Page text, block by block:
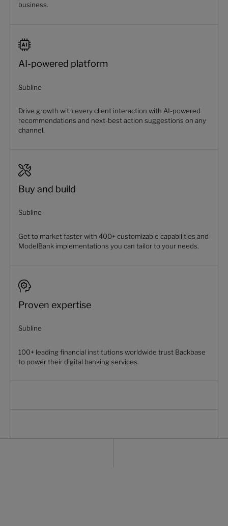
business.
AI-powered platform
Subline
Drive growth with every client interaction with AI-powered
recommendations and next-best action suggestions on any
channel.
Buy and build
Subline
Get to market faster with 400+ customizable capabilities and
ModelBank implementations you can tailor to your needs.
Proven expertise
Subline
100+ leading financial institutions worldwide trust Backbase
to power their digital banking services.